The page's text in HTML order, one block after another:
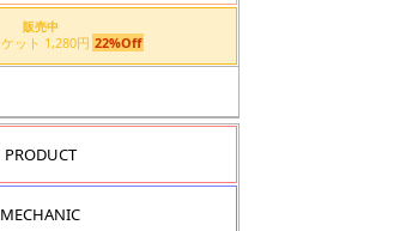
販売中
auPayマーケット 1,280円 22%Off
PRODUCT
MECHANIC